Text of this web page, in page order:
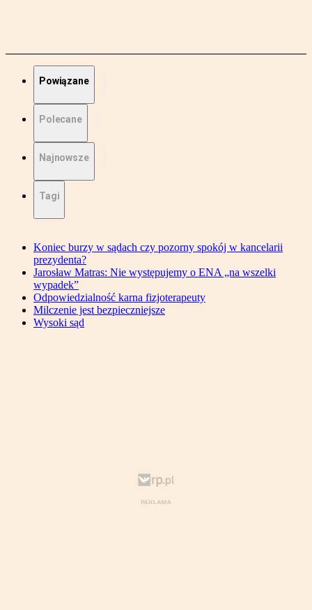
Powiązane
Polecane
Najnowsze
Tagi
Koniec burzy w sądach czy pozorny spokój w kancelarii
prezydenta?
Jarosław Matras: Nie występujemy o ENA „na wszelki
wypadek”
Odpowiedzialność karna fizjoterapeuty
Milczenie jest bezpieczniejsze
Wysoki sąd